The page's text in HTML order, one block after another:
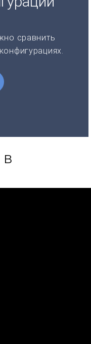
сравнить
в